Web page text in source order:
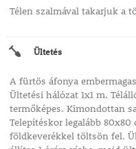
Télen szalmával takarjuk a
Ültetés
A fürtös áfonya
Ültetési hálózat 1x1 m.
termőképes. Kimondottan
Telepítéskor legalább
földkeverékkel töltsön fel.